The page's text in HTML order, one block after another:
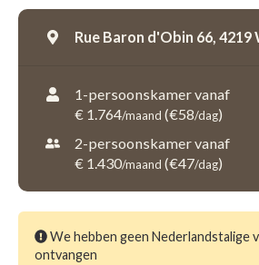
Rue Baron d'Obin 66, 4219
1-persoonskamer vanaf
€ 1.764/maand (€58/dag)
2-persoonskamer vanaf
€ 1.430/maand (€47/dag)
We hebben geen Nederlandstalige
ontvangen